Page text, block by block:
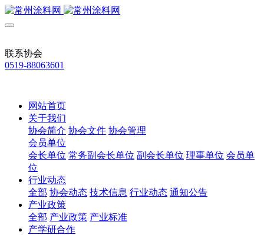
联系协会
0519-88063601
网站首页
关于我们
协会简介 协会文件 协会管理
会员单位
会长单位 常务副会长单位 副会长单位 理事单位 会员单
位
行业动态
全部 协会动态 技术信息 行业动态 通知公告
产业政策
全部 产业政策 产业标准
产学研合作